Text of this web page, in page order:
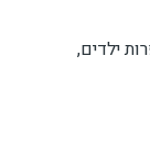
ילדים,